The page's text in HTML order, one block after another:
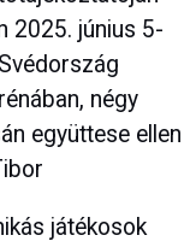
2025. június 5-
négy
együttese ellen
játékosok